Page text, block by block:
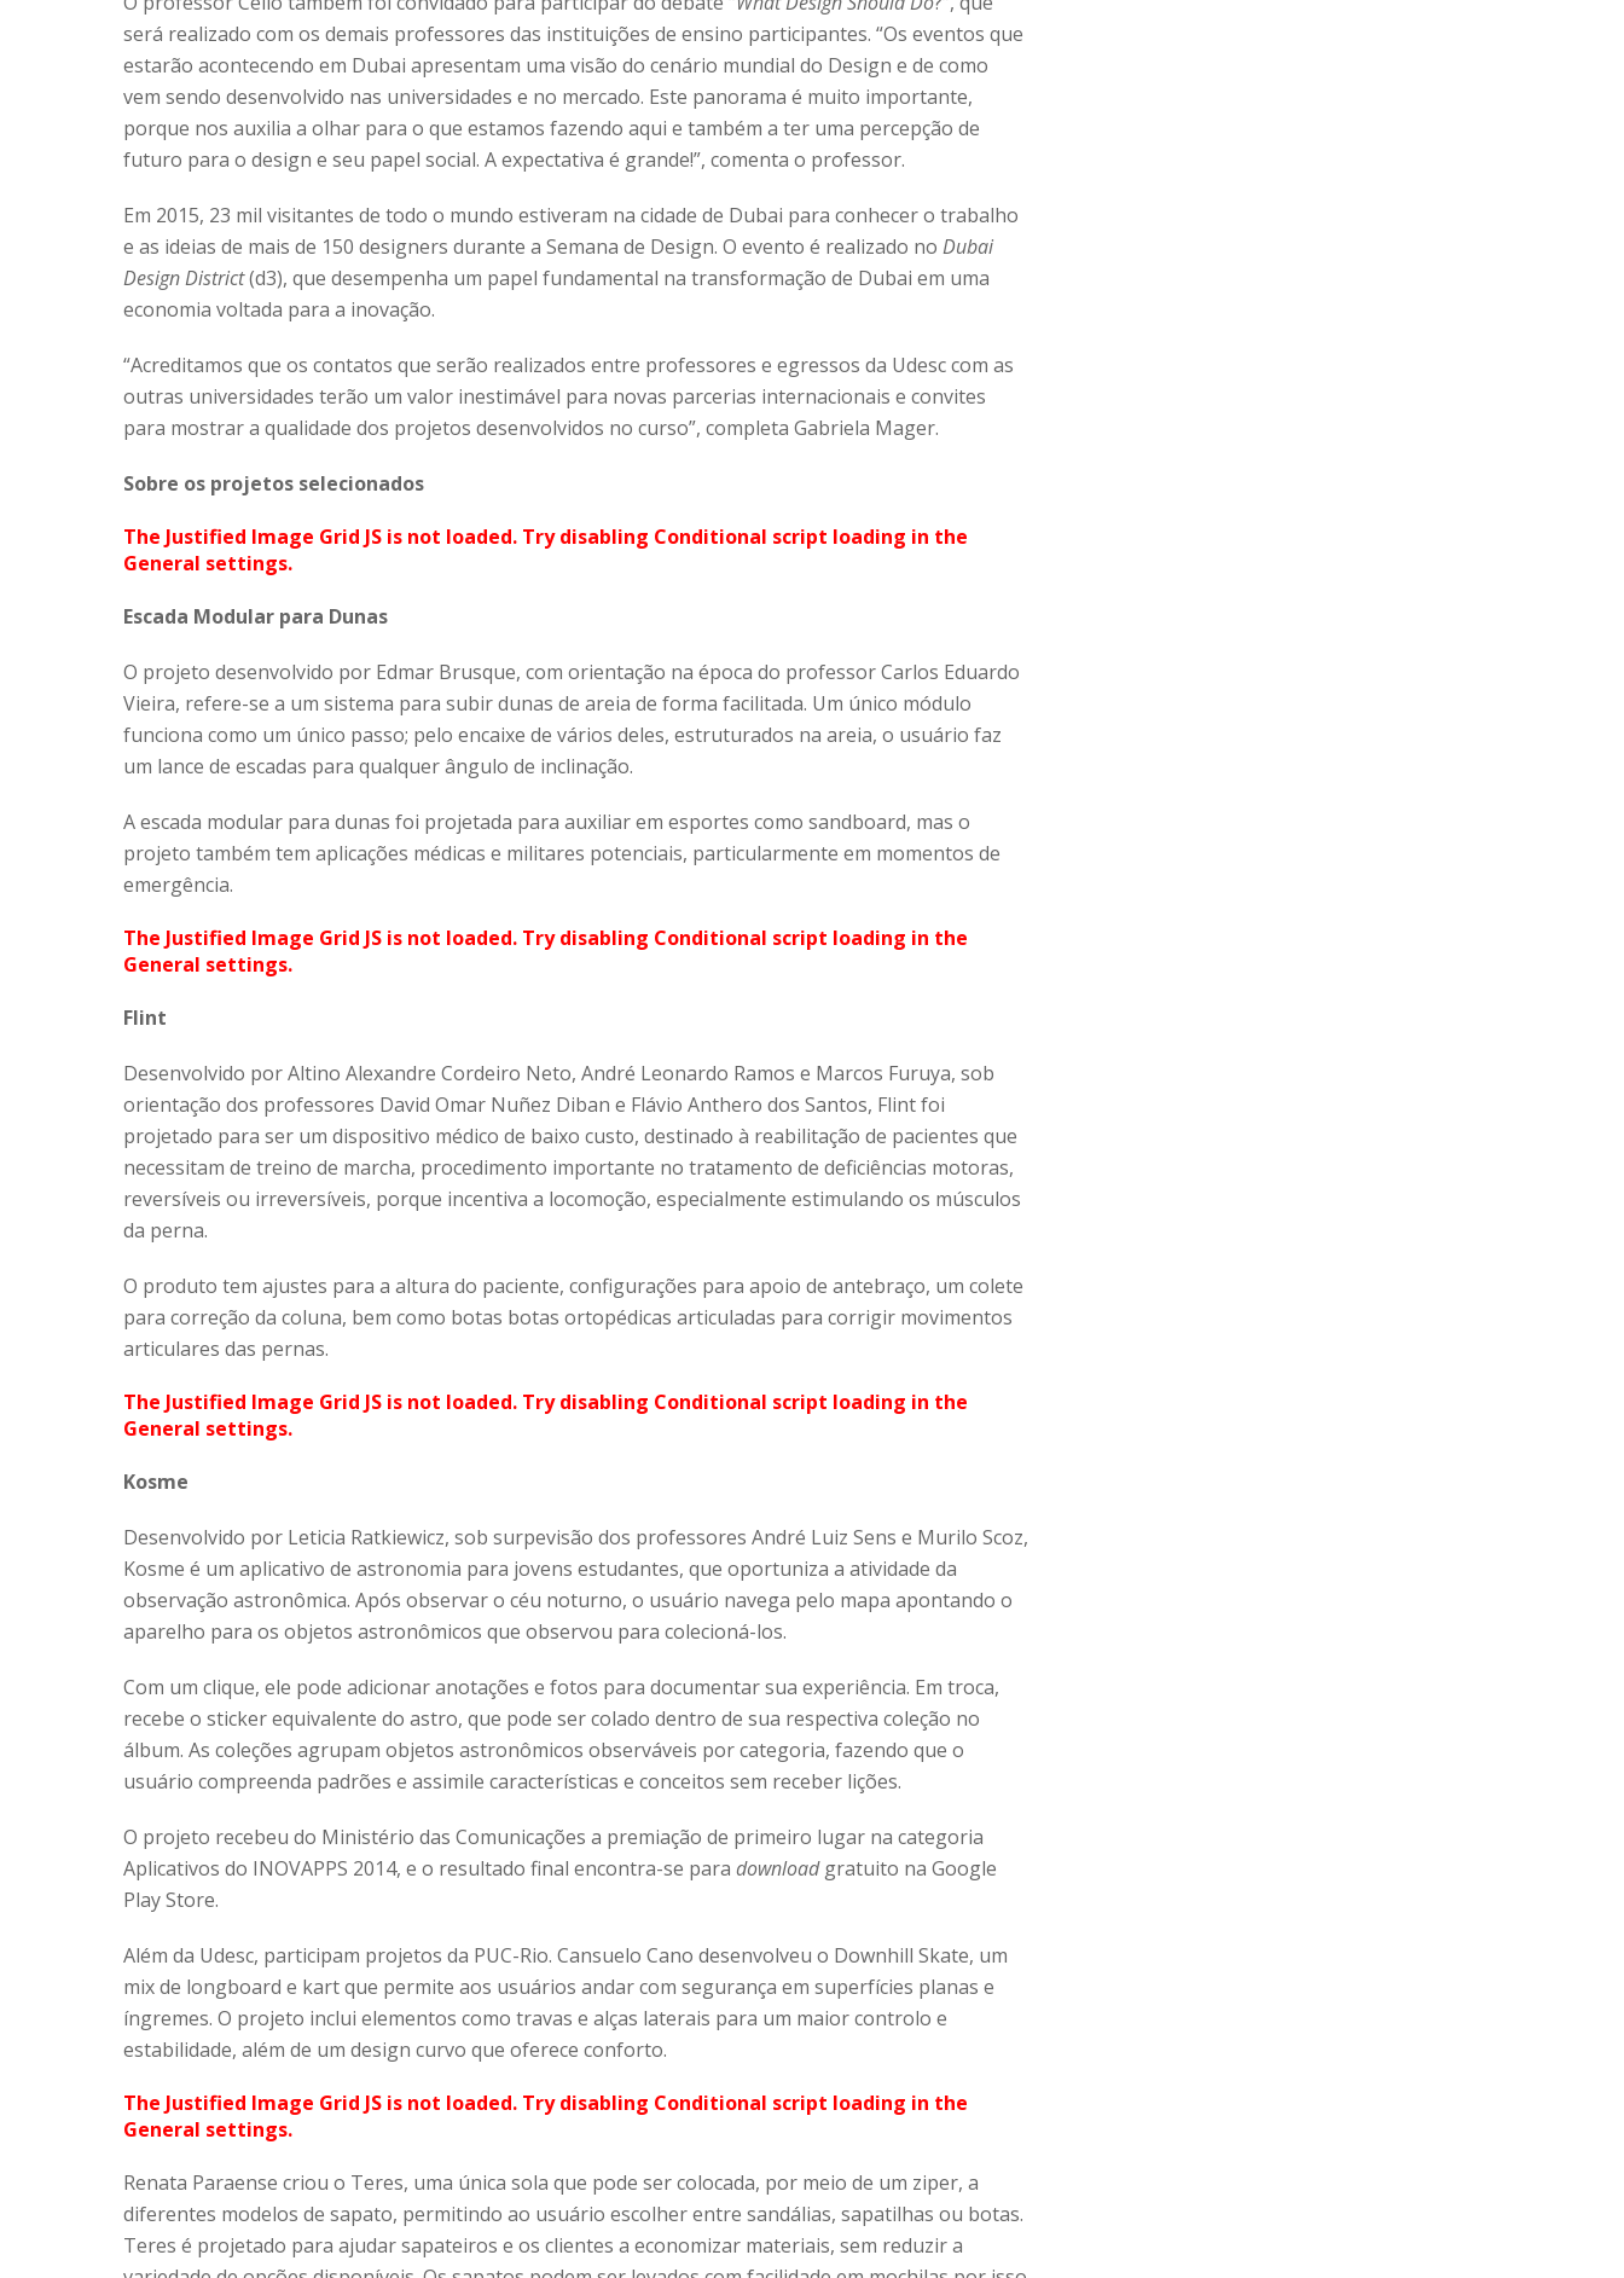
será realizado com os demais professores das instituições de ensino participantes. “Os eventos que
estarão acontecendo em Dubai apresentam uma visão do cenário mundial do Design e de como
vem sendo desenvolvido nas universidades e no mercado. Este panorama é muito importante,
porque nos auxilia a olhar para o que estamos fazendo aqui e também a ter uma percepção de
futuro para o design e seu papel social. A expectativa é grande!”, comenta o professor.
Em 2015, 23 mil visitantes de todo o mundo estiveram na cidade de Dubai para conhecer o trabalho
e as ideias de mais de 150 designers durante a Semana de Design. O evento é realizado no Dubai
Design District(d3), que desempenha um papel fundamental na transformação de Dubai em uma
economia voltada para a inovação.
“Acreditamos que os contatos que serão realizados entre professores e egressos da Udesc com as
outras universidades terão um valor inestimável para novas parcerias internacionais e convites
para mostrar a qualidade dos projetos desenvolvidos no curso”, completa Gabriela Mager.
Sobre os projetos selecionados
The Justified Image Grid JS is not loaded. Try disabling Conditional script loading in the
General settings.
Escada Modular para Dunas
O projeto desenvolvido por Edmar Brusque, com orientação na época do professor Carlos Eduardo
Vieira, refere-se a um sistema para subir dunas de areia de forma facilitada. Um único módulo
funciona como um único passo; pelo encaixe de vários deles, estruturados na areia, o usuário faz
um lance de escadas para qualquer ângulo de inclinação.
A escada modular para dunas foi projetada para auxiliar em esportes como sandboard, mas o
projeto também tem aplicações médicas e militares potenciais, particularmente em momentos de
emergência.
The Justified Image Grid JS is not loaded. Try disabling Conditional script loading in the
General settings.
Flint
Desenvolvido por Altino Alexandre Cordeiro Neto, André Leonardo Ramos e Marcos Furuya, sob
orientação dos professores David Omar Nuñez Diban e Flávio Anthero dos Santos, Flint foi
projetado para ser um dispositivo médico de baixo custo, destinado à reabilitação de pacientes que
necessitam de treino de marcha, procedimento importante no tratamento de deficiências motoras,
reversíveis ou irreversíveis, porque incentiva a locomoção, especialmente estimulando os músculos
da perna.
O produto tem ajustes para a altura do paciente, configurações para apoio de antebraço, um colete
para correção da coluna, bem como botas botas ortopédicas articuladas para corrigir movimentos
articulares das pernas.
The Justified Image Grid JS is not loaded. Try disabling Conditional script loading in the
General settings.
Kosme
Desenvolvido por Leticia Ratkiewicz, sob surpevisão dos professores André Luiz Sens e Murilo Scoz,
Kosme é um aplicativo de astronomia para jovens estudantes, que oportuniza a atividade da
observação astronômica. Após observar o céu noturno, o usuário navega pelo mapa apontando o
aparelho para os objetos astronômicos que observou para colecioná-los.
Com um clique, ele pode adicionar anotações e fotos para documentar sua experiência. Em troca,
recebe o sticker equivalente do astro, que pode ser colado dentro de sua respectiva coleção no
álbum. As coleções agrupam objetos astronômicos observáveis por categoria, fazendo que o
usuário compreenda padrões e assimile características e conceitos sem receber lições.
O projeto recebeu do Ministério das Comunicações a premiação de primeiro lugar na categoria
Aplicativos do INOVAPPS 2014, e o resultado final encontra-se para downloadgratuito na Google
Play Store.
Além da Udesc, participam projetos da PUC-Rio. Cansuelo Cano desenvolveu o Downhill Skate, um
mix de longboard e kart que permite aos usuários andar com segurança em superfícies planas e
íngremes. O projeto inclui elementos como travas e alças laterais para um maior controlo e
estabilidade, além de um design curvo que oferece conforto.
The Justified Image Grid JS is not loaded. Try disabling Conditional script loading in the
General settings.
Renata Paraense criou o Teres, uma única sola que pode ser colocada, por meio de um ziper, a
diferentes modelos de sapato, permitindo ao usuário escolher entre sandálias, sapatilhas ou botas.
Teres é projetado para ajudar sapateiros e os clientes a economizar materiais, sem reduzir a